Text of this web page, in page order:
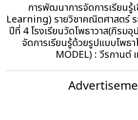
การพัฒนาการจัดการเรียนรู้
Learning) รายวิชาคณิตศาสตร์
ปีที่ 4 โรงเรียนวัดโพธาวาส(ภิรมอุ
จัดการเรียนรู้ด้วยรูปแบบโพธ
MODEL) : วีรกานต์